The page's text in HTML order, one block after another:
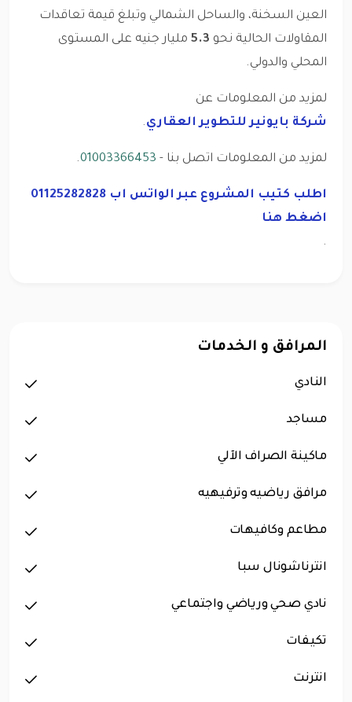
العين السخنة، والساحل الشمالي وتبلغ قيمة تعاقدات
المقاولات الحالية نحو 5.3 مليار جنيه على المستوى
المحلي والدولي.
لمزيد من المعلومات عن
شركة بايونير للتطوير العقاري.
لمزيد من المعلومات اتصل بنا - 01003366453
.
اطلب كتيب المشروع عبر الواتس اب 01125282828
اضغط هنا
.
المرافق و الخدمات
النادي
مساجد
ماكينة الصراف الآلي
مرافق رياضيه وترفيهيه
مطاعم وكافيهات
انترناشونال سبا
نادي صحي ورياضي واجتماعي
تكيفات
انترنت